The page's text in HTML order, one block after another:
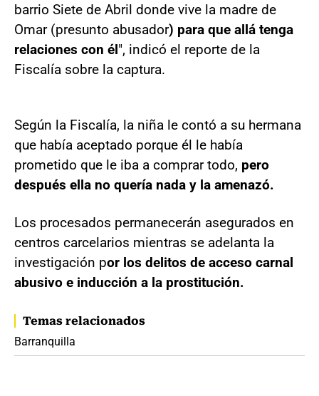
barrio Siete de Abril donde vive la madre de
Omar (presunto abusador) para que allá tenga
relaciones con él", indicó el reporte de la
Fiscalía sobre la captura.
Según la Fiscalía, la niña le contó a su hermana
que había aceptado porque él le había
prometido que le iba a comprar todo, pero
después ella no quería nada y la amenazó.
Los procesados permanecerán asegurados en
centros carcelarios mientras se adelanta la
investigación por los delitos de acceso carnal
abusivo e inducción a la prostitución.
Temas relacionados
Barranquilla